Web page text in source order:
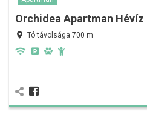
Orchidea Apartman Hévíz
Tó távolsága 700 m